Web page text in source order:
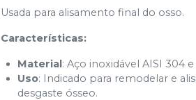
Usada para alisamento final do osso.
Características:
Material: Aço inoxidável AISI 304 e
Uso: Indicado para remodelar e
desgaste ósseo.